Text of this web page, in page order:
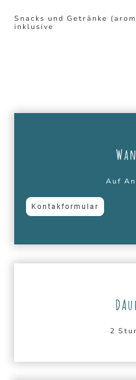
Snacks und Getränke
inklusive
Auf
Kontakformular
2